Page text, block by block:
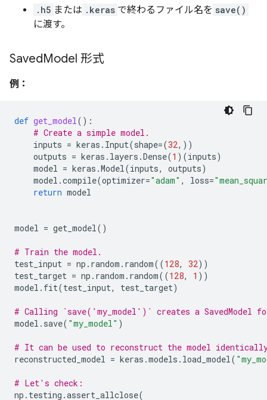
.h5 または .keras で終わるファイル名を save()
に渡す。
SavedModel 形式
例：
def get_model():
# Create a simple model.
inputs = keras . Input(shape=(32,))
outputs = keras . layers .Dense(1 )(inputs)
model = keras .Model(inputs, outputs)
model .compile(optimizer="adam" , loss=
return model
model = get_model()
# Train the model.
test_input = np . random . random((128, 32))
test_target = np . random . random((128, 1 ))
model . fit(test_input, test_target)
# Calling `save('my_model')` creates a SavedModel
model . save( "my_model" )
# It can be used to reconstruct the model
reconstructed_model = keras .models . load_model(
# Let's check:
np . testing .assert_allclose(